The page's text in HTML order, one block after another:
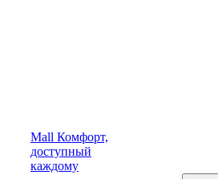
Mall Комфорт,
доступный
каждому